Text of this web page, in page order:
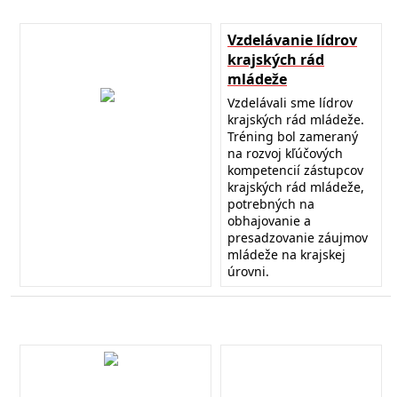
Vzdelávanie lídrov
krajských rád
mládeže
Vzdelávali sme lídrov
krajských rád mládeže.
Tréning bol zameraný
na rozvoj kľúčových
kompetencií zástupcov
krajských rád mládeže,
potrebných na
obhajovanie a
presadzovanie záujmov
mládeže na krajskej
úrovni.